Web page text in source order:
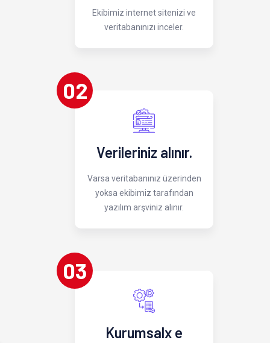
Ekibimiz internet sitenizi ve
veritabanınızı inceler.
02
Verileriniz alınır.
Varsa veritabanınız üzerinden
yoksa ekibimiz tarafından
yazılım arşviniz alınır.
03
Kurumsalx e